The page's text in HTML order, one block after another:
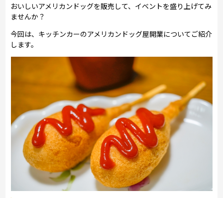
おいしいアメリカンドッグを販売して、イベントを盛り上げてみ
ませんか？
今回は、キッチンカーのアメリカンドッグ屋開業についてご紹介
します。